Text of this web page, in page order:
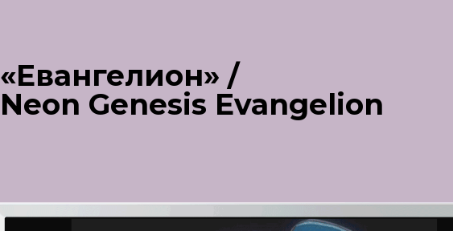
«Евангелион» /
Neon Genesis Evangelion